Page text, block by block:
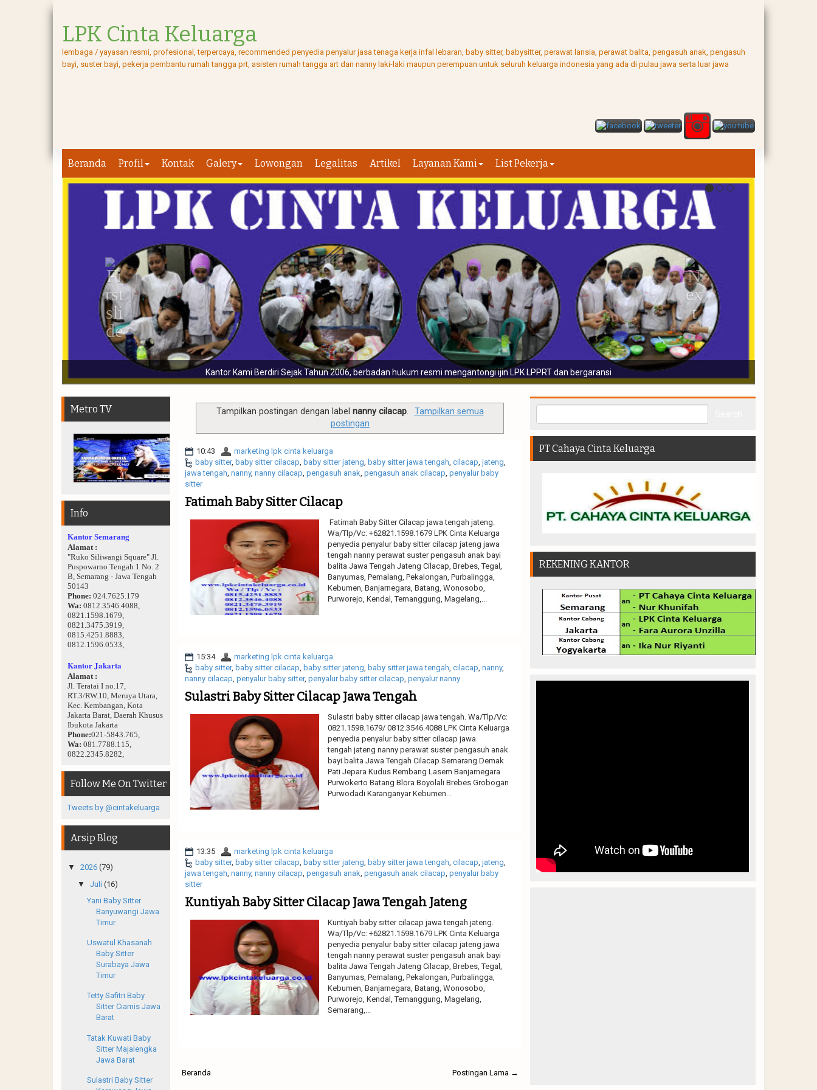
LPK Cinta Keluarga
lembaga / yayasan resmi, profesional, terpercaya, recommended penyedia penyalur jasa tenaga kerja infal lebaran, baby sitter, babysitter, perawat lansia, perawat balita, pengasuh anak, pengasuh
bayi, suster bayi, pekerja pembantu rumah tangga prt, asisten rumah tangga art dan nanny laki-laki maupun perempuan untuk seluruh keluarga indonesia yang ada di pulau jawa serta luar jawa
Beranda Profil Kontak Galery Lowongan Legalitas Artikel Layanan Kami List Pekerja
Sebelum disalurkan para calon pekerja diwajibkan menjalani vaksin, medical chek up, pendidikan dan pelatihan, serta ujian
Tampilkan postingan dengan label nanny cilacap.
Tampilkan semua
postingan
10:43
marketing lpk cinta keluarga
baby sitter, baby sitter cilacap baby sitter jateng baby sitter jawa tengah cilacap jateng
jawa tengah nanny, nanny cilacap pengasuh anak pengasuh anak cilacap penyalur baby
sitter
Fatimah Baby Sitter Cilacap
Fatimah Baby Sitter Cilacap jawa tengah jateng.
Wa/Tlp/Vc: +62821.1598.1679 LPK Cinta Keluarga
penyedia penyalur baby sitter cilacap jateng jawa
tengah nanny perawat suster pengasuh anak bayi
balita Jawa Tengah Jateng Cilacap, Brebes, Tegal,
Banyumas, Pemalang, Pekalongan, Purbalingga,
Kebumen, Banjarnegara, Batang, Wonosobo,
Purworejo, Kendal, Temanggung, Magelang,...
15:34
marketing lpk cinta keluarga
baby sitter, baby sitter cilacap baby sitter jateng baby sitter jawa tengah cilacap nanny,
nanny cilacap penyalur baby sitter, penyalur baby sitter cilacap penyalur nanny
Sulastri Baby Sitter Cilacap Jawa Tengah
Sulastri baby sitter cilacap jawa tengah. Wa/Tlp/Vc:
0821.1598.1679/ 0812.3546.4088 LPK Cinta Keluarga
penyedia penyalur baby sitter cilacap jawa
tengah jateng nanny perawat suster pengasuh anak
bayi balita Jawa Tengah Cilacap Semarang Demak
Pati Jepara Kudus Rembang Lasem Banjarnegara
Purwokerto Batang Blora Boyolali Brebes Grobogan
Purwodadi Karanganyar Kebumen...
13:35
marketing lpk cinta keluarga
baby sitter, baby sitter cilacap baby sitter jateng baby sitter jawa tengah cilacap jateng
jawa tengah nanny, nanny cilacap pengasuh anak pengasuh anak cilacap penyalur baby
sitter
Kuntiyah Baby Sitter Cilacap Jawa Tengah Jateng
Kuntiyah baby sitter cilacap jawa tengah jateng.
Wa/Tlp/Vc: +62821.1598.1679 LPK Cinta Keluarga
penyedia penyalur baby sitter cilacap jateng jawa
tengah nanny perawat suster pengasuh anak bayi
balita Jawa Tengah Jateng Cilacap, Brebes, Tegal,
Banyumas, Pemalang, Pekalongan, Purbalingga,
Kebumen, Banjarnegara, Batang, Wonosobo,
Purworejo, Kendal, Temanggung, Magelang,
Semarang,...
Postingan Lama →
Beranda
Metro TV
Info
Kantor Semarang
Alamat :
"Ruko Siliwangi Square" Jl.
Puspowarno Tengah 1 No. 2
B, Semarang - Jawa Tengah
50143
Phone: 024.7625.179
Wa: 0812.3546.4088,
0821.1598.1679,
0821.3475.3919,
0815.4251.8883,
0812.1596.0533,
Kantor Jakarta
Alamat :
Jl. Teratai I no.17,
RT.3/RW.10, Meruya Utara,
Kec. Kembangan, Kota
Jakarta Barat, Daerah Khusus
Ibukota Jakarta
Phone:021-5843.765,
Wa: 081.7788.115,
0822.2345.8282,
Follow Me On Twitter
Tweets by @cintakeluarga
Arsip Blog
▼ 2026 (79)
▼ Juli (16)
Yani Baby Sitter
Banyuwangi Jawa
Timur
Uswatul Khasanah
Baby Sitter
Surabaya Jawa
Timur
Tetty Safitri Baby
Sitter Ciamis Jawa
Barat
Tatak Kuwati Baby
Sitter Majalengka
Jawa Barat
Sulastri Baby Sitter
PT Cahaya Cinta Keluarga
REKENING KANTOR